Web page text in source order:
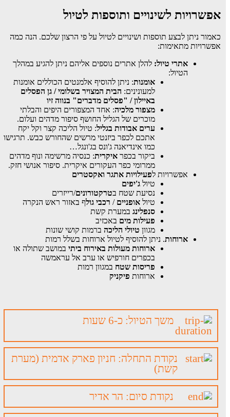
אפשרויות לשינויים ותוספות לטיול
כאמור ניתן לבצע תוספות ושינויים לטיול על פי הרצון שלכם. הנה כמה
אפשרויות מתאימות:
אתרי טיול:להלן אתרים נוספים אליהם ניתן להגיע במהלך
הטיול:
אומנות: ניתן להוסיף אלמנטים הכוללים אומנות
למעונינים:הבית המצויר בשלומי / גן הפסלים
באיילון / "פסלים מדברים" בנווה זיו
מצפור מלכיה: אחד המצפורים היפים והבלתי
מוכרים של הגליל החושף סיפור מדהים ועלום.
ערים אבודות בגליל: טיול הליכה קצר וקל יקח
אתכם לכפר ביזנטי מרשים שהחורש כבש. תרגישו
כמו אינדיאנה ג'ונס בג'ונגל…
ביקור בכפראיקרית: כנסיה מרשימה ונוף מדהים
ממרומי כפר העקורים איקרית. סיפור אנושי חזק.
אפשרויות ל פעילויות אתגר ואקסטרים
טיולג'יפים
נסיעת שטח ב טרקטורונים/רייזרים
טיולאופניים/רכבי גולף באזור ראש הנקרה
סנפלינגבמערת קשת
פעילות מיםבאכזיב
מגווןטיולי הליכהברמות קושי שונות
ארוחות. ניתן להוסיף לטיול ארוחות בשלל רמות
ארוחות מעולות באירוח ביתיבמושב שתולה או
בכפרים חורפיש או ערב אל עראמשה
פריסות שטחבמגוון רמות
ארוחותפיקניק
משך הטיול: כ-6 שעות
נקודת התחלה: חניון פארק אדמית (מערת
קשת)
נקודת סיום: הר אדיר